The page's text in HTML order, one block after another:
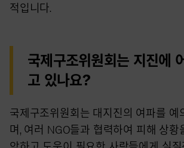
적입니다.
국제구조위원회는 지진에
고 있나요?
국제구조위원회는 대지진의 여파를 예
며, 여러 NGO들과 협력하여 피해 상황